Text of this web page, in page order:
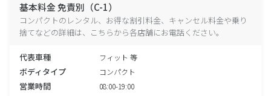
基本料金 免責別（C-1）
コンパクトのレンタル、お得な割引料金、キャンセル料金や乗り
捨てなどの詳細は、こちらから各店舗にお電話ください。
代表車種 フィット 等
ボディタイプ コンパクト
営業時間 08:00-19:00